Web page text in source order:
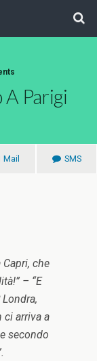
Parigi
Mail SMS
che
– “E
ci arriva a
secondo